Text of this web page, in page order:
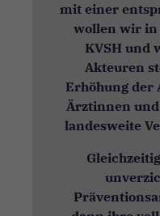
mit einer
wollen wir in
KVSH und
Akteuren
Erhöhung der
Ärztinnen
landesweite